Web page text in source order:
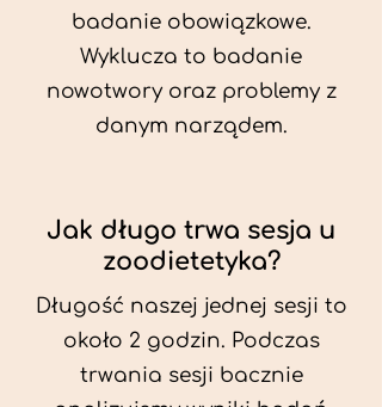
badanie obowiązkowe.
Wyklucza to badanie
nowotwory oraz problemy z
danym narządem.
Jak długo trwa sesja u
zoodietetyka?
Długość naszej jednej sesji to
około 2 godzin. Podczas
trwania sesji bacznie